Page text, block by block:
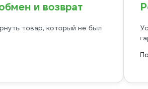
и возврат
товар, который не был